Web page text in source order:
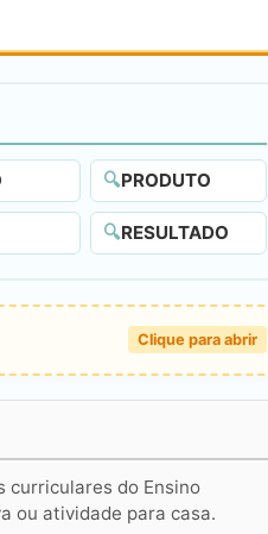
🔍PRODUTO
🔍RESULTADO
Clique para abrir
curriculares do Ensino
ou atividade para casa.